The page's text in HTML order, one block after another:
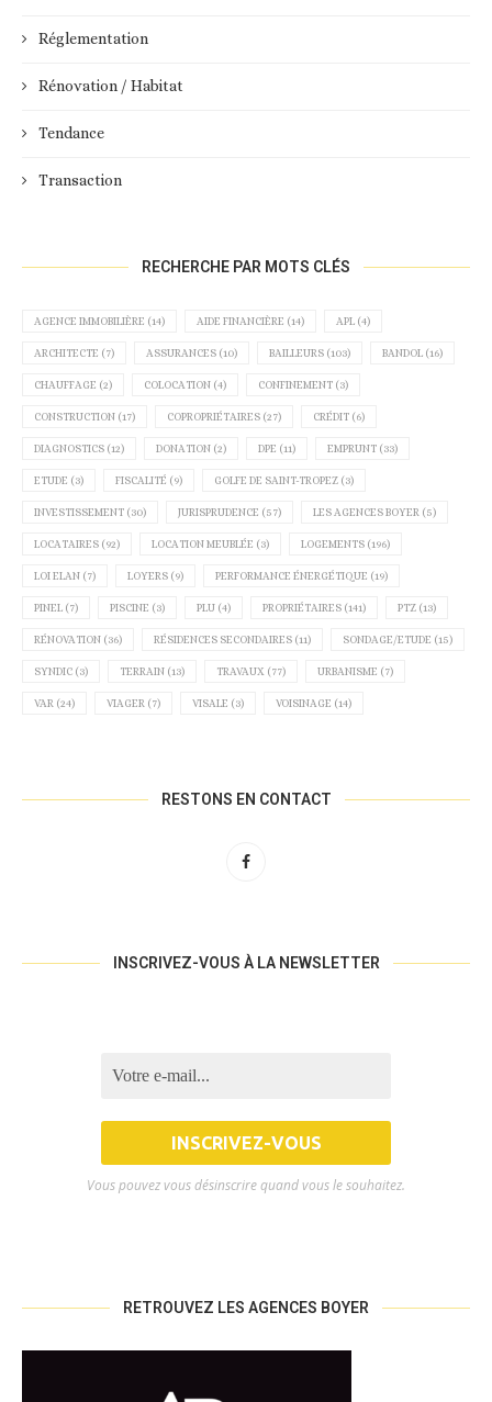
Réglementation
Rénovation / Habitat
Tendance
Transaction
RECHERCHE PAR MOTS CLÉS
AGENCE IMMOBILIÈRE (14) AIDE FINANCIÈRE (14) APL (4)
ARCHITECTE (7) ASSURANCES (10) BAILLEURS (103) BANDOL (16)
CHAUFFAGE (2) COLOCATION (4) CONFINEMENT (3)
CONSTRUCTION (17) COPROPRIÉTAIRES (27) CRÉDIT (6)
DIAGNOSTICS (12) DONATION (2) DPE (11) EMPRUNT (33)
ETUDE (3) FISCALITÉ (9) GOLFE DE SAINT-TROPEZ (3)
INVESTISSEMENT (30) JURISPRUDENCE (57) LES AGENCES BOYER (5)
LOCATAIRES (92) LOCATION MEUBLÉE (3) LOGEMENTS (196)
LOI ELAN (7) LOYERS (9) PERFORMANCE ÉNERGÉTIQUE (19)
PINEL (7) PISCINE (3) PLU (4) PROPRIÉTAIRES (141) PTZ (13)
RÉNOVATION (36) RÉSIDENCES SECONDAIRES (11) SONDAGE/ETUDE (15)
SYNDIC (3) TERRAIN (13) TRAVAUX (77) URBANISME (7)
VAR (24) VIAGER (7) VISALE (3) VOISINAGE (14)
RESTONS EN CONTACT
INSCRIVEZ-VOUS À LA NEWSLETTER
Vous pouvez vous désinscrire quand vous le souhaitez.
RETROUVEZ LES AGENCES BOYER